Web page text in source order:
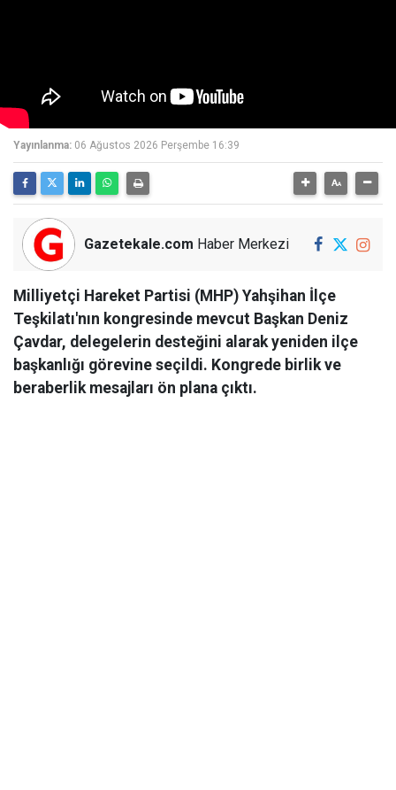
Yayınlanma: 06 Ağustos 2026 Perşembe 16:39
Gazetekale.com Haber Merkezi
Milliyetçi Hareket Partisi (MHP) Yahşihan İlçe
Teşkilatı'nın kongresinde mevcut Başkan Deniz
Çavdar, delegelerin desteğini alarak yeniden ilçe
başkanlığı görevine seçildi. Kongrede birlik ve
beraberlik mesajları ön plana çıktı.